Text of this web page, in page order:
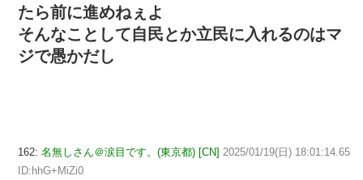
たら前に進めねぇよ
そんなことして自民とか立民に入れるのはマ
ジで愚かだし
162: 名無しさん＠涙目です。(東京都) [CN] 2025/01/19(日) 18:01:14.65
ID:hhG+MiZi0